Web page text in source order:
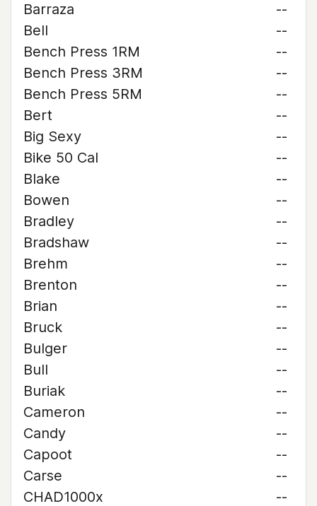
Barraza
--
Bell
--
Bench Press 1RM
--
Bench Press 3RM
--
Bench Press 5RM
--
Bert
--
Big Sexy
--
Bike 50 Cal
--
Blake
--
Bowen
--
Bradley
--
Bradshaw
--
Brehm
--
Brenton
--
Brian
--
Bruck
--
Bulger
--
Bull
--
Buriak
--
Cameron
--
Candy
--
Capoot
--
Carse
--
CHAD1000x
--